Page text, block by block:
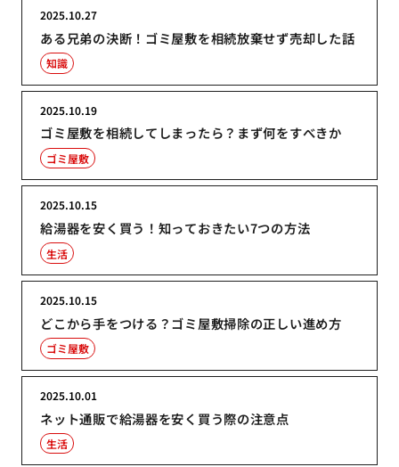
ある兄弟の決断！ゴミ屋敷を相続放棄せず売却した話
2025.10.27
知識
ゴミ屋敷を相続してしまったら？まず何をすべきか
2025.10.19
ゴミ屋敷
給湯器を安く買う！知っておきたい7つの方法
2025.10.15
生活
どこから手をつける？ゴミ屋敷掃除の正しい進め方
2025.10.15
ゴミ屋敷
ネット通販で給湯器を安く買う際の注意点
2025.10.01
生活